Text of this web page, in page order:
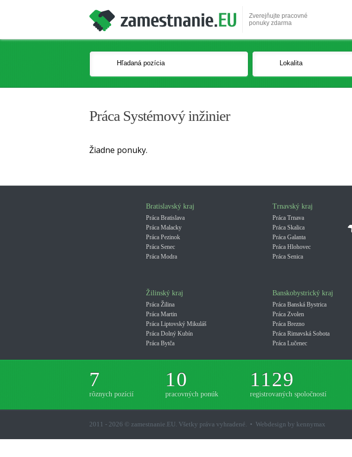
Zverejňujte pracovné
ponuky zdarma
Práca Systémový inžinier
Žiadne ponuky.
Bratislavský kraj
Práca Bratislava
Práca Malacky
Práca Pezinok
Práca Senec
Práca Modra
Trnavský kraj
Práca Trnava
Práca Skalica
Práca Galanta
Práca Hlohovec
Práca Senica
Žilinský kraj
Práca Žilina
Práca Martin
Práca Liptovský Mikuláš
Práca Dolný Kubín
Práca Bytča
Banskobystrický kraj
Práca Banská Bystrica
Práca Zvolen
Práca Brezno
Práca Rimavská Sobota
Práca Lučenec
7
rôznych pozícií
10
pracovných ponúk
1129
registrovaných spoločností
2011 - 2026 © zamestnanie.EU. Všetky práva vyhradené. • Webdesign by kennymax